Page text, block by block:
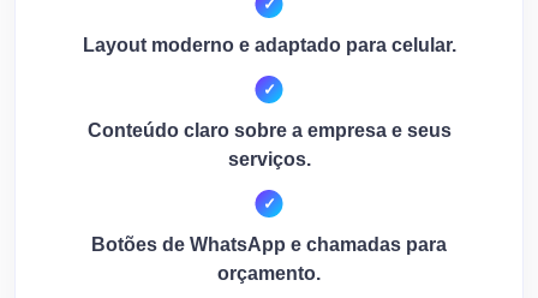
Layout moderno e adaptado para celular.
Conteúdo claro sobre a empresa e seus
serviços.
Botões de WhatsApp e chamadas para
orçamento.